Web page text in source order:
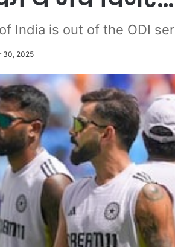
India is out of the ODI
30, 2025